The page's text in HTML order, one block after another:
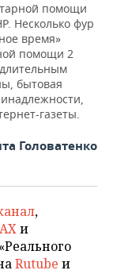
помощи
Несколько фур
время»
помощи 2
бытовая
газеты.
Головатенко
,
и
«Реального
Rutube и